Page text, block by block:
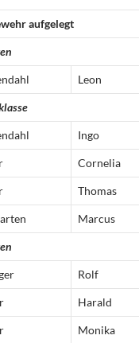
aufgelegt
Leon
Ingo
Cornelia
Thomas
Marcus
Rolf
Harald
Monika